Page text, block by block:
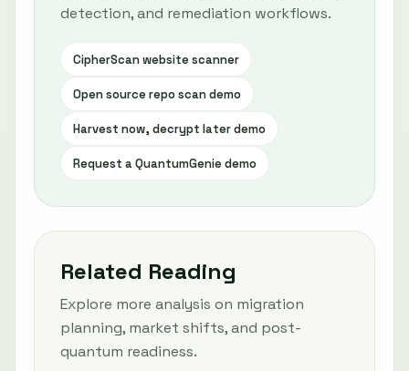
detection, and remediation workflows.
CipherScan website scanner
Open source repo scan demo
Harvest now, decrypt later demo
Request a QuantumGenie demo
Related Reading
Explore more analysis on migration
planning, market shifts, and post-
quantum readiness.